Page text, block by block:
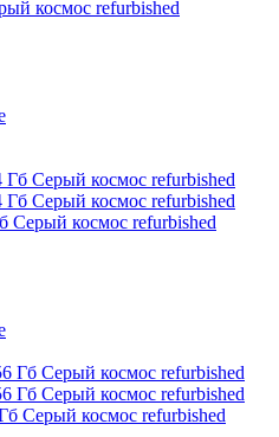
космос refurbished
Серый космос refurbished
Серый космос refurbished